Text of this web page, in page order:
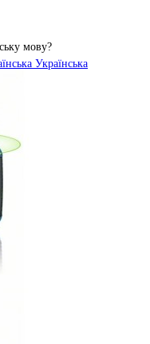
мову?
Українська